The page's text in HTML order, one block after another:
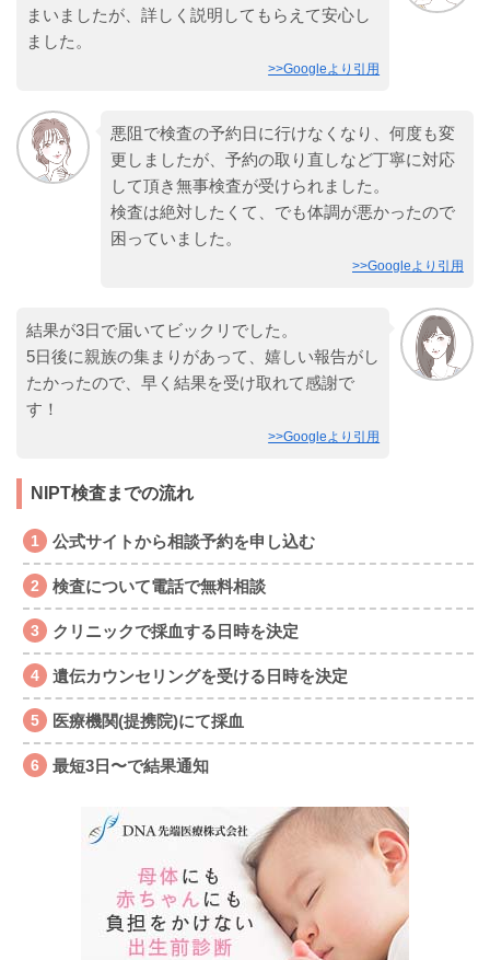
まいましたが、詳しく説明してもらえて安心し
ました。
>>Googleより引用
悪阻で検査の予約日に行けなくなり、何度も変
更しましたが、予約の取り直しなど丁寧に対応
して頂き無事検査が受けられました。
検査は絶対したくて、でも体調が悪かったので
困っていました。
>>Googleより引用
結果が3日で届いてビックリでした。
5日後に親族の集まりがあって、嬉しい報告がし
たかったので、早く結果を受け取れて感謝で
す！
>>Googleより引用
NIPT検査までの流れ
公式サイトから相談予約を申し込む
検査について電話で無料相談
クリニックで採血する日時を決定
遺伝カウンセリングを受ける日時を決定
医療機関(提携院)にて採血
最短3日〜で結果通知